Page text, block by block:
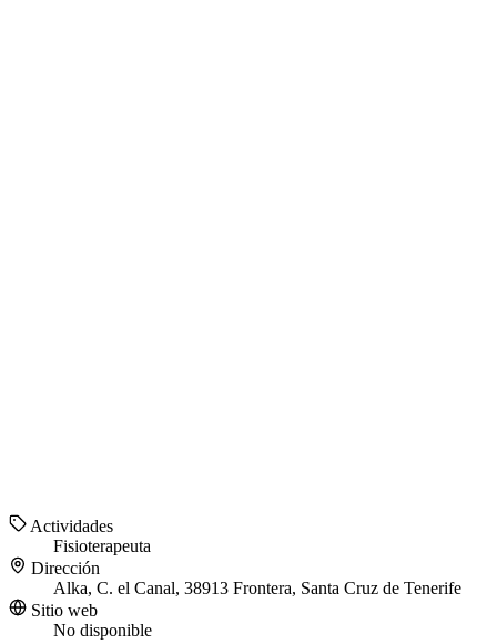
Actividades
Fisioterapeuta
Dirección
Alka, C. el Canal, 38913 Frontera, Santa Cruz de Tenerife
Sitio web
No disponible